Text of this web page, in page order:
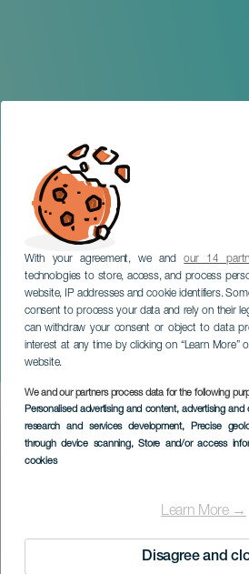
With your agreement, we andour 14
technologies to store, access, and process
website, IP addresses and cookie identifiers.
consent to process your data and rely on their
can withdraw your consent or object to data
interest at any time by clicking on “Learn More”
website.
We and our partners process data for the following
Personalised advertising and content, advertising
research and services development, Precise
through device scanning, Store and/or access
cookies
Learn More →
Disagree and
Alex Fernández
Konzert
GRAN CANARIA
Imagen
Listado